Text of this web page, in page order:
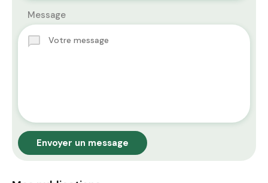
Message
Envoyer un message